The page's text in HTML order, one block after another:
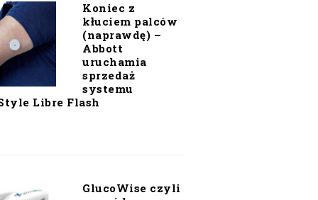
Koniec z
kłuciem palców
(naprawdę) –
Abbott
uruchamia
sprzedaż
systemu
Libre Flash
GlucoWise czyli